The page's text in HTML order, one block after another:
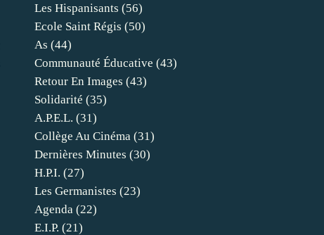
Les Hispanisants (56)
Ecole Saint Régis (50)
As (44)
Communauté Éducative (43)
Retour En Images (43)
Solidarité (35)
A.p.e.l. (31)
Collège Au Cinéma (31)
Dernières Minutes (30)
H.p.i. (27)
Les Germanistes (23)
Agenda (22)
E.i.p. (21)